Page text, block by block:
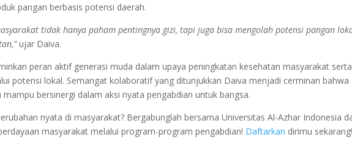
pangan berbasis potensi daerah.
tidak hanya paham pentingnya gizi, tapi juga bisa mengolah potensi pangan
ujar Daiva.
peran aktif generasi muda dalam upaya peningkatan kesehatan masyarakat serta
potensi lokal. Semangat kolaboratif yang ditunjukkan Daiva menjadi cerminan bahwa
bersinergi dalam aksi nyata pengabdian untuk bangsa.
nyata di masyarakat? Bergabunglah bersama Universitas Al-Azhar Indonesia
masyarakat melalui program-program pengabdian! Daftarkan dirimu sekarang!